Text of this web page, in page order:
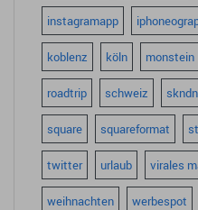
instagramapp
koblenz köln monstein
roadtrip schweiz
square squareformat
twitter urlaub virales
weihnachten werbespot